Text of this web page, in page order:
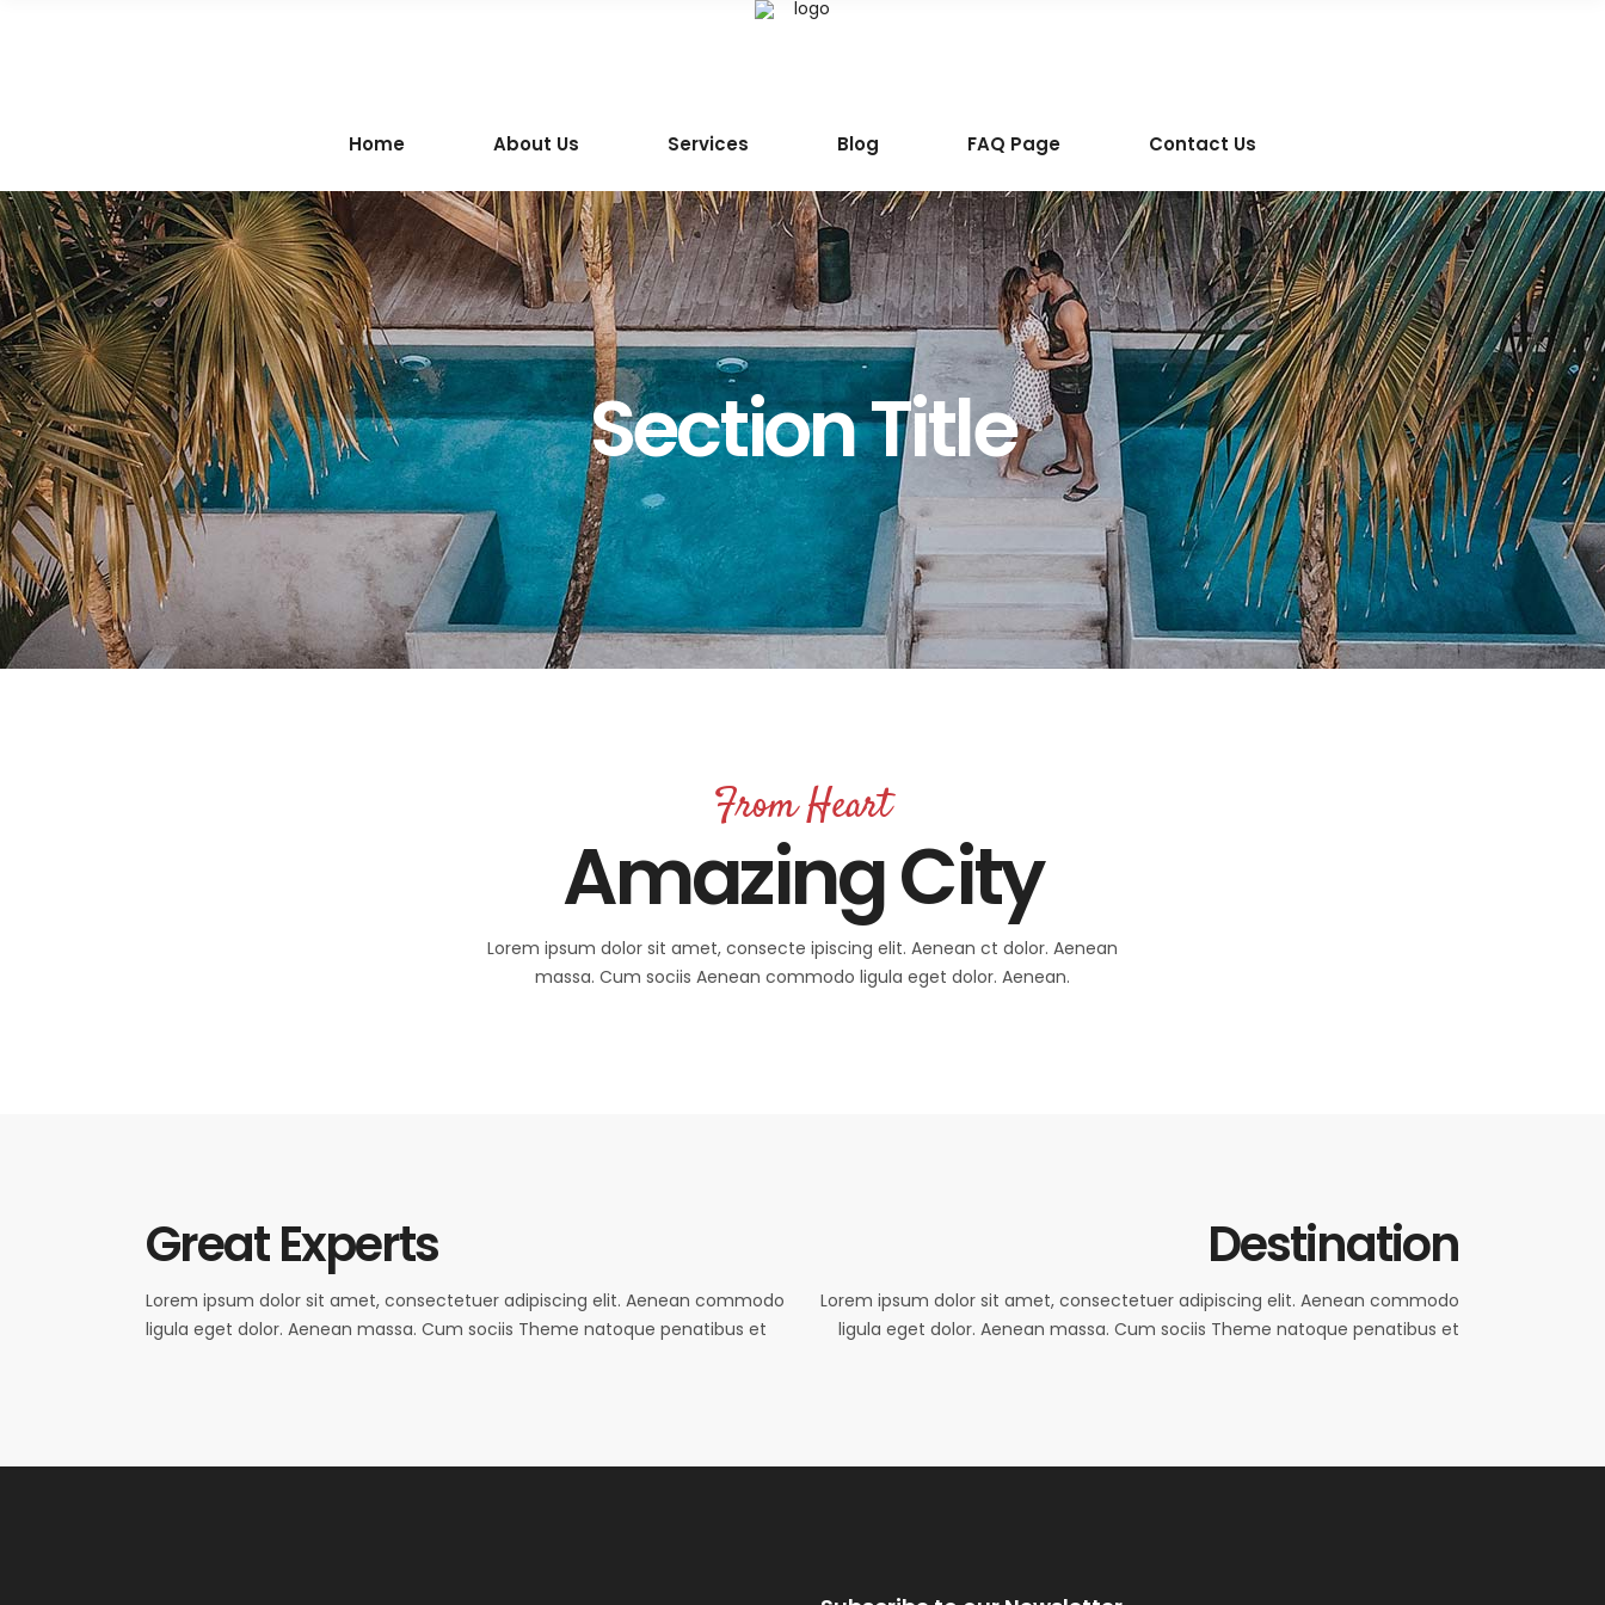
Home About Us Services Blog FAQ Page Contact Us
Section Title
From Heart
Amazing City
Lorem ipsum dolor sit amet, consecte ipiscing elit. Aenean ct dolor. Aenean
massa. Cum sociis Aenean commodo ligula eget dolor. Aenean.
Great Experts
Lorem ipsum dolor sit amet, consectetuer adipiscing elit. Aenean commodo
ligula eget dolor. Aenean massa. Cum sociis Theme natoque penatibus et
Destination
Lorem ipsum dolor sit amet, consectetuer adipiscing elit. Aenean commodo
ligula eget dolor. Aenean massa. Cum sociis Theme natoque penatibus et